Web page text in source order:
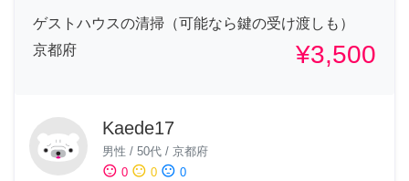
ゲストハウスの清掃（可能なら鍵の受け渡しも）
京都府
¥3,500
Kaede17
男性 / 50代 / 京都府
sentiment_satisfied 0 sentiment_neutral 0 sentiment_dissatisfied 0